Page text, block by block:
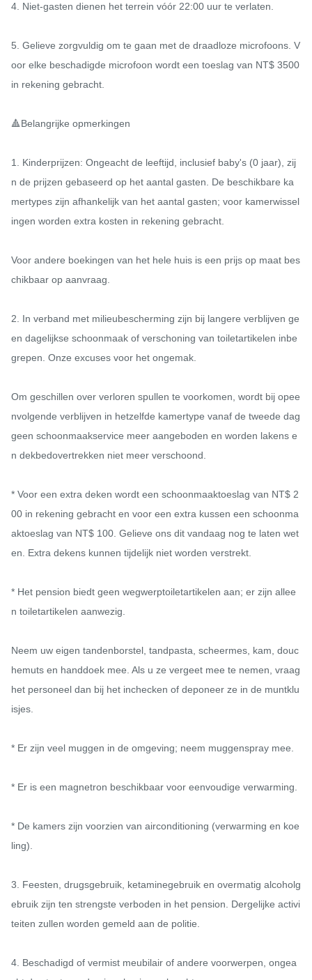
4. Niet-gasten dienen het terrein vóór 22:00 uur te verlaten.
5. Gelieve zorgvuldig om te gaan met de draadloze microfoons. V
oor elke beschadigde microfoon wordt een toeslag van NT$ 3500
in rekening gebracht.
🔺Belangrijke opmerkingen
1. Kinderprijzen: Ongeacht de leeftijd, inclusief baby's (0 jaar), zij
n de prijzen gebaseerd op het aantal gasten. De beschikbare ka
mertypes zijn afhankelijk van het aantal gasten; voor kamerwissel
ingen worden extra kosten in rekening gebracht.
Voor andere boekingen van het hele huis is een prijs op maat bes
chikbaar op aanvraag.
2. In verband met milieubescherming zijn bij langere verblijven ge
en dagelijkse schoonmaak of verschoning van toiletartikelen inbe
grepen. Onze excuses voor het ongemak.
Om geschillen over verloren spullen te voorkomen, wordt bij opee
nvolgende verblijven in hetzelfde kamertype vanaf de tweede dag
geen schoonmaakservice meer aangeboden en worden lakens e
n dekbedovertrekken niet meer verschoond.
* Voor een extra deken wordt een schoonmaaktoeslag van NT$ 2
00 in rekening gebracht en voor een extra kussen een schoonma
aktoeslag van NT$ 100. Gelieve ons dit vandaag nog te laten wet
en. Extra dekens kunnen tijdelijk niet worden verstrekt.
* Het pension biedt geen wegwerptoiletartikelen aan; er zijn allee
n toiletartikelen aanwezig.
Neem uw eigen tandenborstel, tandpasta, scheermes, kam, douc
hemuts en handdoek mee. Als u ze vergeet mee te nemen, vraag
het personeel dan bij het inchecken of deponeer ze in de muntklu
isjes.
* Er zijn veel muggen in de omgeving; neem muggenspray mee.
* Er is een magnetron beschikbaar voor eenvoudige verwarming.
* De kamers zijn voorzien van airconditioning (verwarming en koe
ling).
3. Feesten, drugsgebruik, ketaminegebruik en overmatig alcoholg
ebruik zijn ten strengste verboden in het pension. Dergelijke activi
teiten zullen worden gemeld aan de politie.
4. Beschadigd of vermist meubilair of andere voorwerpen, ongea